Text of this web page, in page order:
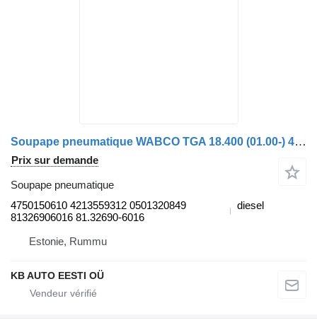
Soupape pneumatique WABCO TGA 18.400 (01.00-) 4750150610 pour camion MAN 4-series, TGA (1993-2009)
Prix sur demande
Soupape pneumatique
4750150610 4213559312 0501320849
81326906016 81.32690-6016
diesel
Estonie, Rummu
KB AUTO EESTI OÜ